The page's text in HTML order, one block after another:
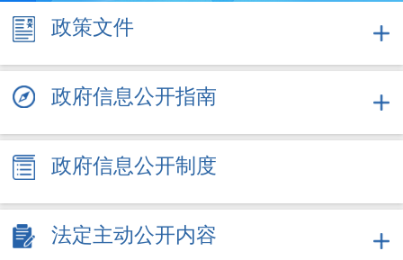
政策文件
政府信息公开指南
政府信息公开制度
法定主动公开内容